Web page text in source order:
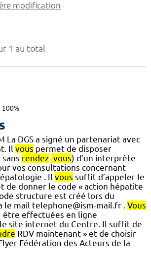
1 au total
100%
La DGS a signé un partenariat avec
Il vous permet de disposer
rendez- vous) d’un interprète
vos consultations concernant
. Il vous suffit d’appeler le
de donner le code « action hépatite
structure est créé lors du
le mail telephone@ism-mail.fr . Vous
être effectuées en ligne
site internet du Centre. Il suffit de
RDV maintenant » et de choisir
Fédération des Acteurs de la
modification